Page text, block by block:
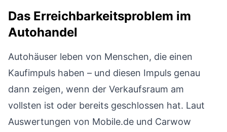
Das Erreichbarkeitsproblem im
Autohandel
Autohäuser leben von Menschen, die einen
Kaufimpuls haben – und diesen Impuls genau
dann zeigen, wenn der Verkaufsraum am
vollsten ist oder bereits geschlossen hat. Laut
Auswertungen von Mobile.de und Carwow